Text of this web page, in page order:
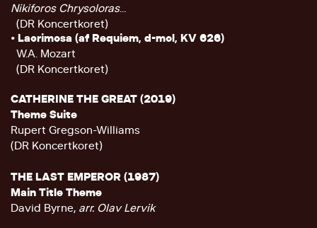
Nikiforos Chrysoloras
(DR Koncertkoret)
• Lacrimosa (af Requiem, d-mol, KV 626)
W.A. Mozart
(DR Koncertkoret)
CATHERINE THE GREAT (2019)
Theme Suite
Rupert Gregson-Williams
(DR Koncertkoret)
THE LAST EMPEROR (1987)
Main Title Theme
David Byrne, arr. Olav Lervik